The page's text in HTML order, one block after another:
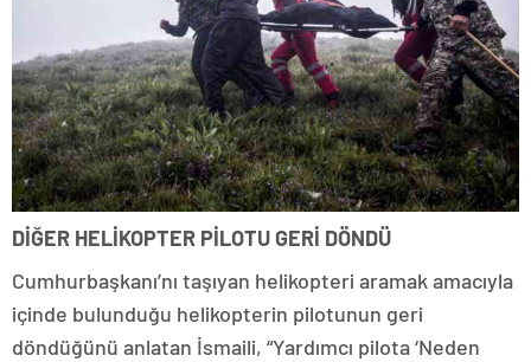
DİĞER HELİKOPTER PİLOTU GERİ DÖNDÜ
Cumhurbaşkanı’nı taşıyan helikopteri aramak amacıyla
içinde bulunduğu helikopterin pilotunun geri
döndüğünü anlatan İsmaili, “Yardımcı pilota ‘Neden